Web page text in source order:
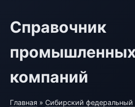
Справочник
компаний
Главная » Сибирский федеральный